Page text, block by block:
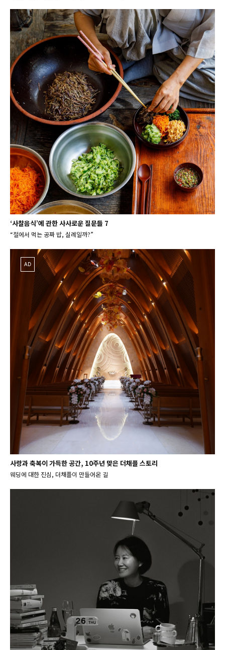
‘사찰음식’에 관한 사사로운 질문들 7
“절에서 먹는 공짜 밥, 실례일까?”
AD
사랑과 축복이 가득한 공간, 10주년 맞은 더채플 스토리
웨딩에 대한 진심, 더채플이 만들어온 길